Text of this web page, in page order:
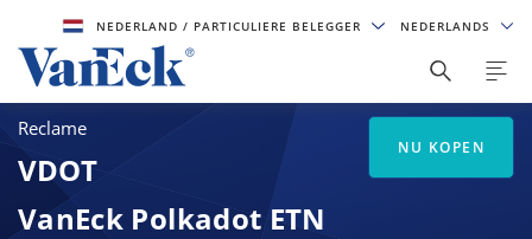
NEDERLAND/ PARTICULIERE BELEGGER NEDERLANDS
Reclame
VDOT
VanEck Polkadot ETN
NU KOPEN